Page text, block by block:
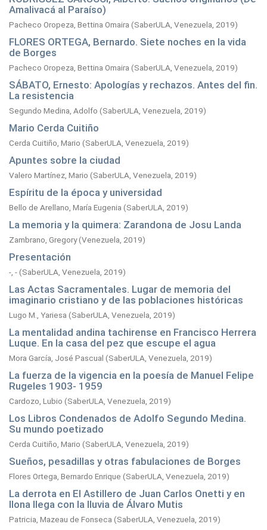
Amalivacá al Paraíso)
Pacheco Oropeza, Bettina Omaira (SaberULA, Venezuela, 2019)
FLORES ORTEGA, Bernardo. Siete noches en la vida
de Borges
Pacheco Oropeza, Bettina Omaira (SaberULA, Venezuela, 2019)
SÁBATO, Ernesto: Apologías y rechazos. Antes del fin.
La resistencia
Segundo Medina, Adolfo (SaberULA, Venezuela, 2019)
Mario Cerda Cuitiño
Cerda Cuitiño, Mario (SaberULA, Venezuela, 2019)
Apuntes sobre la ciudad
Valero Martínez, Mario (SaberULA, Venezuela, 2019)
Espíritu de la época y universidad
Bello de Arellano, María Eugenia (SaberULA, 2019)
La memoria y la quimera: Zarandona de Josu Landa
Zambrano, Gregory(Venezuela, 2019)
Presentación
-, -(SaberULA, Venezuela, 2019)
Las Actas Sacramentales. Lugar de memoria del
imaginario cristiano y de las poblaciones históricas
Lugo M., Yariesa (SaberULA, Venezuela, 2019)
La mentalidad andina tachirense en Francisco Herrera
Luque. En la casa del pez que escupe el agua
Mora García, José Pascual (SaberULA, Venezuela, 2019)
La fuerza de la vigencia en la poesía de Manuel Felipe
Rugeles 1903- 1959
Cardozo, Lubio (SaberULA, Venezuela, 2019)
Los Libros Condenados de Adolfo Segundo Medina.
Su mundo poetizado
Cerda Cuitiño, Mario (SaberULA, Venezuela, 2019)
Sueños, pesadillas y otras fabulaciones de Borges
Flores Ortega, Bernardo Enrique (SaberULA, Venezuela, 2019)
La derrota en El Astillero de Juan Carlos Onetti y en
Ilona llega con la lluvia de Álvaro Mutis
Patricia, Mazeau de Fonseca (SaberULA, Venezuela, 2019)